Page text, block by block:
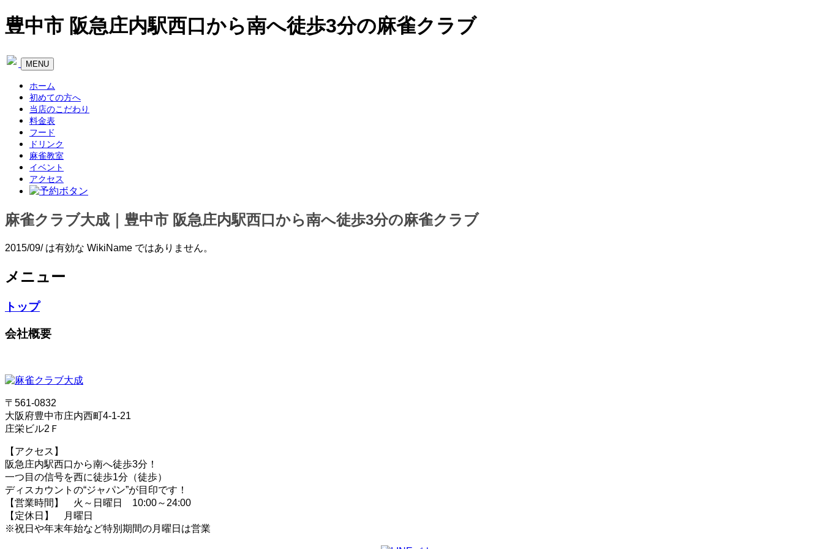
豊中市 阪急庄内駅西口から南へ徒歩3分の麻雀クラブ
Toggle
navigation
MENU
ホーム
初めての方へ
当店のこだわり
料金表
フード
ドリンク
麻雀教室
イベント
アクセス
麻雀クラブ大成｜豊中市 阪急庄内駅西口から南へ徒歩3分の麻雀クラブ
2015/09/ は有効な WikiName ではありません。
メニュー
トップ
会社概要
〒561-0832
大阪府豊中市庄内西町4-1-21
庄栄ビル2Ｆ
【アクセス】
阪急庄内駅西口から南へ徒歩3分！
一つ目の信号を西に徒歩1分（徒歩）
ディスカウントの“ジャパン”が目印です！
【営業時間】 火～日曜日 10:00～24:00
【定休日】 月曜日
※祝日や年末年始など特別期間の月曜日は営業